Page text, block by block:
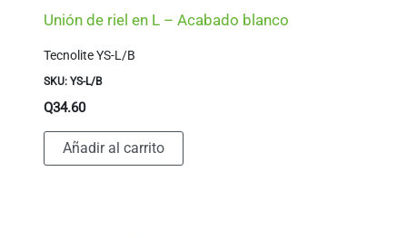
Unión de riel en L – Acabado blanco
Tecnolite YS-L/B
SKU: YS-L/B
Q34.60
Añadir al carrito